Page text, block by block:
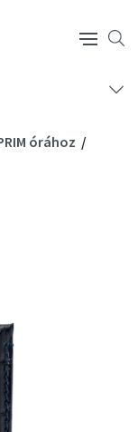
órához